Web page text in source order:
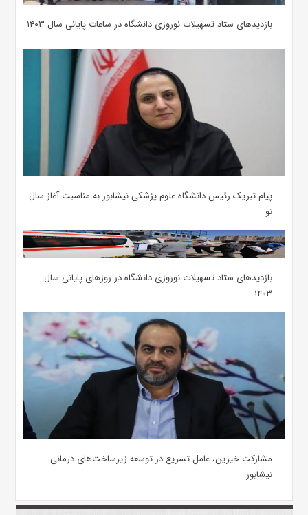
بازدیدهای ستاد تسهیلات نوروزی دانشگاه در ساعات پایانی سال ۱۴۰۳
پیام تبریک رئیس دانشگاه علوم پزشکی نیشابور به مناسبت آغاز سال
نو
بازدیدهای ستاد تسهیلات نوروزی دانشگاه در روزهای پایانی سال
۱۴۰۳
مشارکت خیرین، عامل تسریع در توسعه زیرساخت‌های درمانی
نیشابور